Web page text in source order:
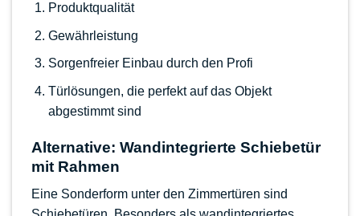
Produktqualität
Gewährleistung
Sorgenfreier Einbau durch den Profi
Türlösungen, die perfekt auf das Objekt
abgestimmt sind
Alternative: Wandintegrierte Schiebetür
mit Rahmen
Eine Sonderform unter den Zimmertüren sind